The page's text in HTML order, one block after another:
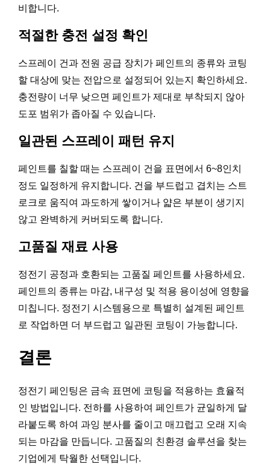
비합니다.
적절한 충전 설정 확인
스프레이 건과 전원 공급 장치가 페인트의 종류와 코팅
할 대상에 맞는 전압으로 설정되어 있는지 확인하세요.
충전량이 너무 낮으면 페인트가 제대로 부착되지 않아
도포 범위가 좁아질 수 있습니다.
일관된 스프레이 패턴 유지
페인트를 칠할 때는 스프레이 건을 표면에서 6~8인치
정도 일정하게 유지합니다. 건을 부드럽고 겹치는 스트
로크로 움직여 과도하게 쌓이거나 얇은 부분이 생기지
않고 완벽하게 커버되도록 합니다.
고품질 재료 사용
정전기 공정과 호환되는 고품질 페인트를 사용하세요.
페인트의 종류는 마감, 내구성 및 적용 용이성에 영향을
미칩니다. 정전기 시스템용으로 특별히 설계된 페인트
로 작업하면 더 부드럽고 일관된 코팅이 가능합니다.
결론
정전기 페인팅은 금속 표면에 코팅을 적용하는 효율적
인 방법입니다. 전하를 사용하여 페인트가 균일하게 달
라붙도록 하여 과잉 분사를 줄이고 매끄럽고 오래 지속
되는 마감을 만듭니다. 고품질의 친환경 솔루션을 찾는
기업에게 탁월한 선택입니다.